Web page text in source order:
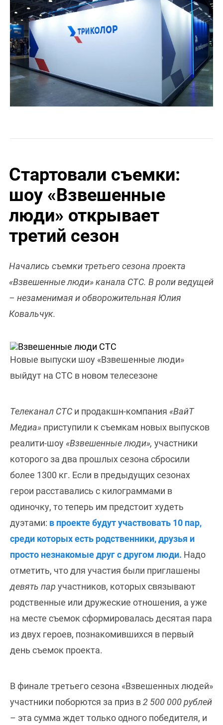
Стартовали съемки:
шоу «Взвешенные
люди» открывает
третий сезон
Начались съемки третьего сезона проекта
«Взвешенные люди» канала СТС. В роли ведущей
– незаменимая и обворожительная Юлия
Ковальчук.
Новые выпуски шоу «Взвешенные люди»
выйдут на СТС в новом телесезоне
Телеканал СТС и продакшн-компания «ВайТ
Медиа» приступили к съемкам новых выпусков
реалити-шоу «Взвешенные люди», участники
которого за два прошлых сезона сбросили
более 1300 кг. Если в предыдущих сезонах
герои расставались с килограммами в
одиночку, то теперь им предстоит худеть
дуэтами: в проекте будут участвовать 10 пар,
среди которых есть родственники, друзья и
просто незнакомые друг с другом люди. Надо
отметить, что для участия были приглашены
девять пар участников, которых связывают
родственные или дружеские отношения, а уже
на месте съемок сформировалась десятая пара
из двух героев, познакомившихся в первый
день съемок проекта.
В финале третьего сезона «Взвешенных людей»
участники поборются за приз в2 500 000 рублей
– эта сумма ждет только одного победителя, и